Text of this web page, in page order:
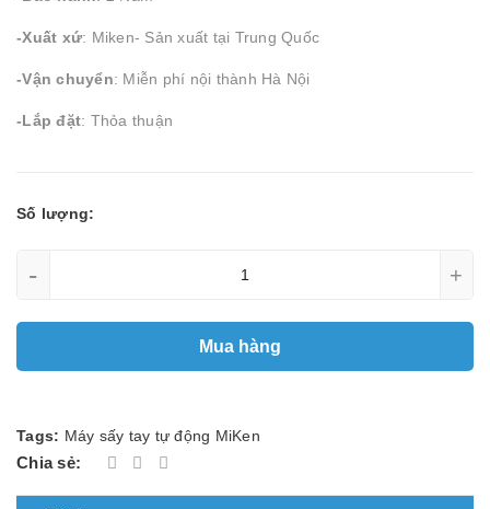
-Xuất xứ: Miken- Sản xuất tại Trung Quốc
-Vận chuyển: Miễn phí nội thành Hà Nội
-Lắp đặt: Thỏa thuận
Số lượng:
- +
Mua hàng
Tags: Máy sấy tay tự động MiKen
Chia sẻ: